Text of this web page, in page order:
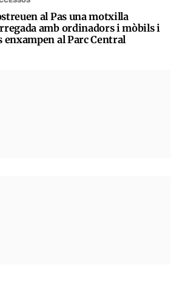
al Pas una motxilla
amb ordinadors i mòbils i
enxampen al Parc Central